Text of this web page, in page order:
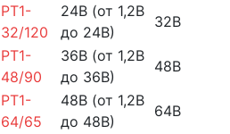
PT1-
32/120
24В (от 1,2В
до 24В)
32В
PT1-
48/90
36В (от 1,2В
до 36В)
48В
PT1-
64/65
48В (от 1,2В
до 48В)
64В